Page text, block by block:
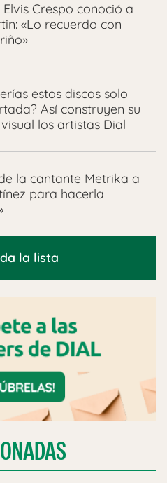
Crespo conoció a
«Lo recuerdo con
estos discos solo
Así construyen su
los artistas Dial
la cantante Metrika a
para hacerla
la lista